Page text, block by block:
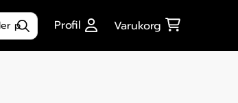
Profil Varukorg